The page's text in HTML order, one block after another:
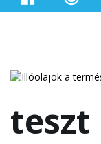
teszt